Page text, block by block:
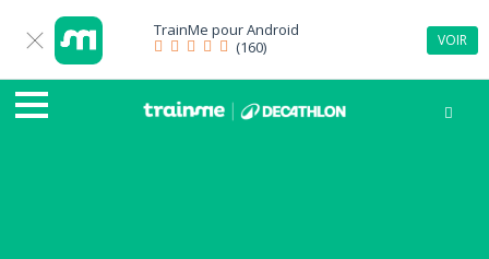
TrainMe pourAndroid
(160)
VOIR